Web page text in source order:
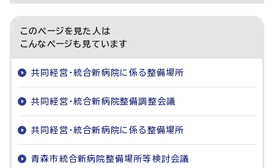
このページを見た人は
こんなページも見ています
共同経営・統合新病院に係る整備場所
共同経営・統合新病院整備調整会議
共同経営・統合新病院に係る整備場所
青森市統合新病院整備場所等検討会議